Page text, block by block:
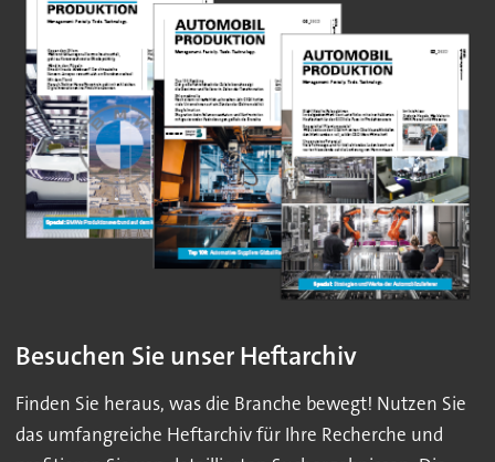
Besuchen Sie unser Heftarchiv
Finden Sie heraus, was die Branche bewegt! Nutzen Sie
das umfangreiche Heftarchiv für Ihre Recherche und